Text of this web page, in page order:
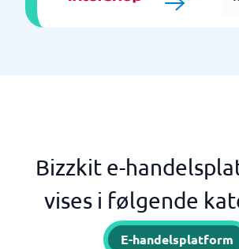
Bizzkit e-
vises i følgende
E-handelsplatform